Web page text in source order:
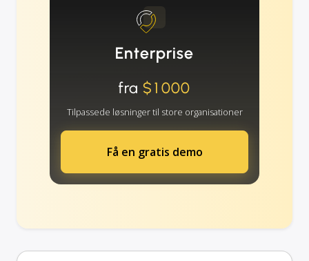
Enterprise
fra $1000
Tilpassede løsninger til store organisationer
Få en gratis demo